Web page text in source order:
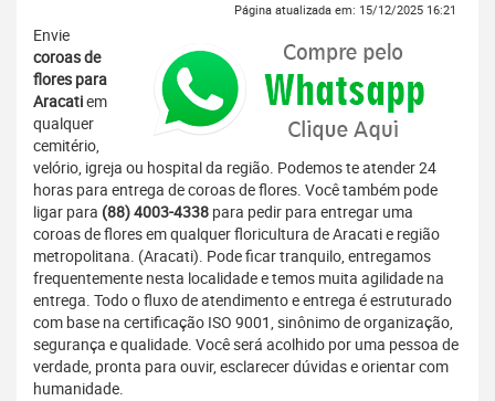
Página atualizada em: 15/12/2025 16:21
Envie
coroas de
flores para
Aracatiem
qualquer
cemitério,
velório, igreja ou hospital da região. Podemos te atender 24
horas para entrega de coroas de flores. Você também pode
ligar para (88) 4003-4338 para pedir para entregar uma
coroas de flores em qualquer floricultura de Aracati e região
metropolitana. (Aracati). Pode ficar tranquilo, entregamos
frequentemente nesta localidade e temos muita agilidade na
entrega. Todo o fluxo de atendimento e entrega é estruturado
com base na certificação ISO 9001, sinônimo de organização,
segurança e qualidade. Você será acolhido por uma pessoa de
verdade, pronta para ouvir, esclarecer dúvidas e orientar com
humanidade.